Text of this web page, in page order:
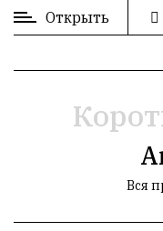
ВХОД
РЕГИСТРАЦИЯ
Открыть
Вся